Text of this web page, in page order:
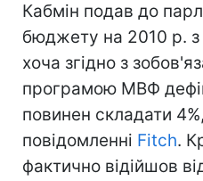
Кабмін подав до
бюджету на 2010 р.
хоча згідно з
програмою МВФ
повинен складати
повідомленні Fitch.
фактично відійшов